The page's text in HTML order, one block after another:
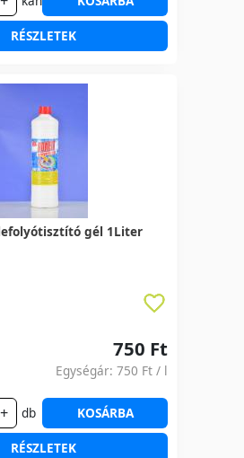
RÉSZLETEK
lefolyótisztító gél 1Liter
750 Ft
Egységár: 750 Ft / l
+ db KOSÁRBA
RÉSZLETEK